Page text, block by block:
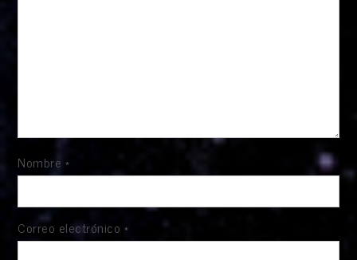
Nombre *
Correo electrónico *